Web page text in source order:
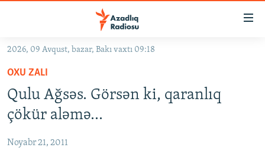
Əsas
qayıt
Əsas
naviqasiyaya
qayıt
Axtarışa
#İZAHLA
KORRUPSIOMETR
#ƏSLINDƏ
FƏRQƏ BAX
2026, 09 Avqust, bazar, Bakı vaxtı 09:18
OXU ZALI
Qulu Ağsəs. Görsən ki, qaranlıq
çökür aləmə...
Noyabr 21, 2011